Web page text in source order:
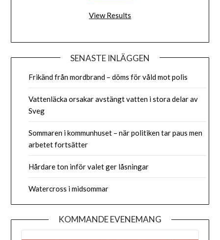
View Results
SENASTE INLÄGGEN
Frikänd från mordbrand – döms för våld mot polis
Vattenläcka orsakar avstängt vatten i stora delar av
Sveg
Sommaren i kommunhuset – när politiken tar paus men
arbetet fortsätter
Hårdare ton inför valet ger låsningar
Watercross i midsommar
KOMMANDE EVENEMANG